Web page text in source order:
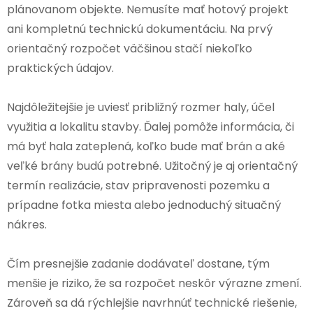
plánovanom objekte. Nemusíte mať hotový projekt
ani kompletnú technickú dokumentáciu. Na prvý
orientačný rozpočet väčšinou stačí niekoľko
praktických údajov.
Najdôležitejšie je uviesť približný rozmer haly, účel
využitia a lokalitu stavby. Ďalej pomôže informácia, či
má byť hala zateplená, koľko bude mať brán a aké
veľké brány budú potrebné. Užitočný je aj orientačný
termín realizácie, stav pripravenosti pozemku a
prípadne fotka miesta alebo jednoduchý situačný
nákres.
Čím presnejšie zadanie dodávateľ dostane, tým
menšie je riziko, že sa rozpočet neskôr výrazne zmení.
Zároveň sa dá rýchlejšie navrhnúť technické riešenie,